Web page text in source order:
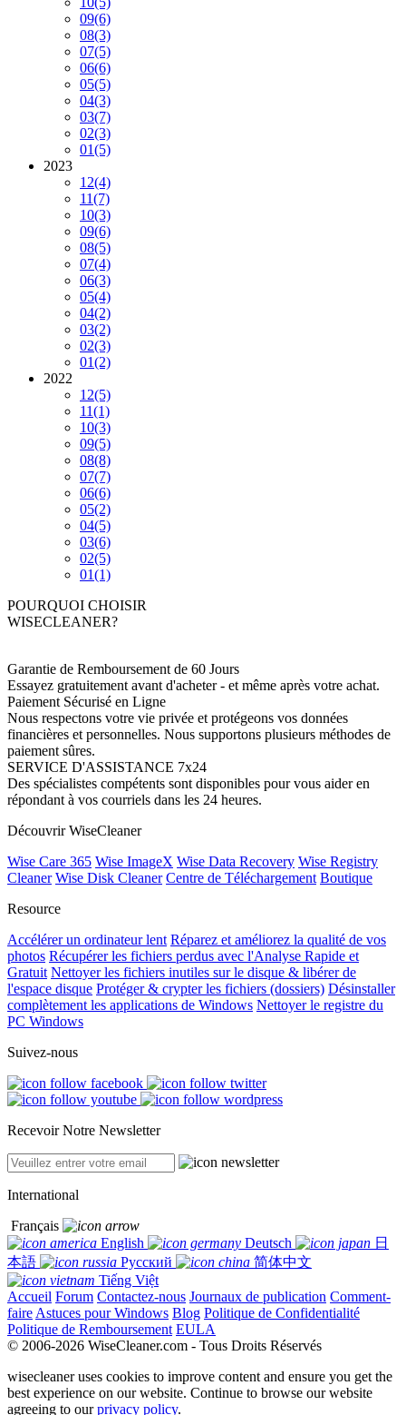
09(6)
08(3)
07(5)
06(6)
05(5)
04(3)
03(7)
02(3)
01(5)
2023
12(4)
11(7)
10(3)
09(6)
08(5)
07(4)
06(3)
05(4)
04(2)
03(2)
02(3)
01(2)
2022
12(5)
11(1)
10(3)
09(5)
08(8)
07(7)
06(6)
05(2)
04(5)
03(6)
02(5)
01(1)
POURQUOI CHOISIR
WISECLEANER?
Garantie de Remboursement de 60 Jours
Essayez gratuitement avant d'acheter - et même après votre achat.
Paiement Sécurisé en Ligne
Nous respectons votre vie privée et protégeons vos données
financières et personnelles. Nous supportons plusieurs méthodes de
paiement sûres.
SERVICE D'ASSISTANCE 7x24
Des spécialistes compétents sont disponibles pour vous aider en
répondant à vos courriels dans les 24 heures.
Découvrir WiseCleaner
Wise Care 365 Wise ImageX Wise Data Recovery Wise Registry
Cleaner Wise Disk Cleaner Centre de Téléchargement Boutique
Resource
Accélérer un ordinateur lent Réparez et améliorez la qualité de vos
photos Récupérer les fichiers perdus avec l'Analyse Rapide et
Gratuit Nettoyer les fichiers inutiles sur le disque & libérer de
l'espace disque Protéger & crypter les fichiers (dossiers) Désinstaller
complètement les applications de Windows Nettoyer le registre du
PC Windows
Suivez-nous
Recevoir Notre Newsletter
International
Français
English
Deutsch
日
本語
Русский
简体中文
Tiếng Việt
Accueil Forum Contactez-nous Journaux de publication Comment-
faire Astuces pour Windows Blog Politique de Confidentialité
Politique de Remboursement EULA
© 2006-2026 WiseCleaner.com - Tous Droits Réservés
wisecleaner uses cookies to improve content and ensure you get the
best experience on our website. Continue to browse our website
agreeing to ourprivacy policy.